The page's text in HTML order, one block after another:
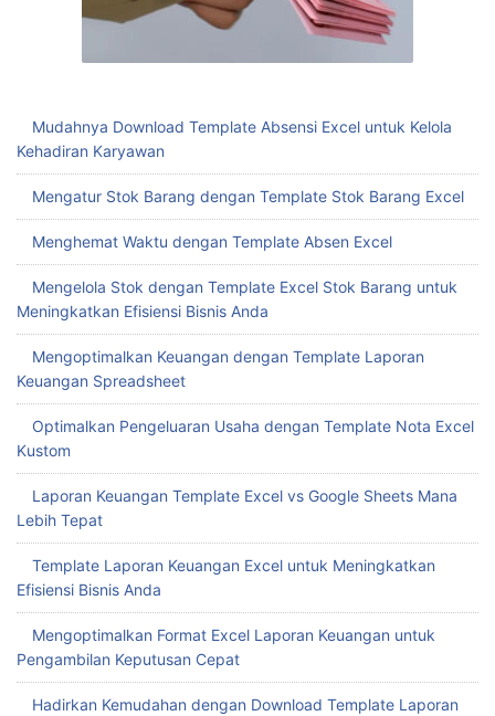
Mudahnya Download Template Absensi Excel untuk Kelola
Kehadiran Karyawan
Mengatur Stok Barang dengan Template Stok Barang Excel
Menghemat Waktu dengan Template Absen Excel
Mengelola Stok dengan Template Excel Stok Barang untuk
Meningkatkan Efisiensi Bisnis Anda
Mengoptimalkan Keuangan dengan Template Laporan
Keuangan Spreadsheet
Optimalkan Pengeluaran Usaha dengan Template Nota Excel
Kustom
Laporan Keuangan Template Excel vs Google Sheets Mana
Lebih Tepat
Template Laporan Keuangan Excel untuk Meningkatkan
Efisiensi Bisnis Anda
Mengoptimalkan Format Excel Laporan Keuangan untuk
Pengambilan Keputusan Cepat
Hadirkan Kemudahan dengan Download Template Laporan